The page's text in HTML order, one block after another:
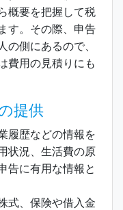
概要を把握して税
す。その際、申告
側にあるので、
費用の見積りにも
提供
履歴などの情報を
状況、生活費の原
告に有用な情報と
式、保険や借入金